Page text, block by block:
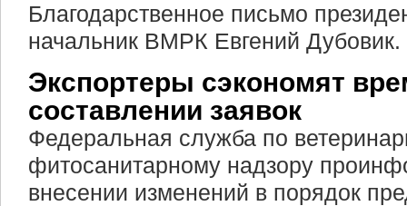
Благодарственное письмо
начальник ВМРК Евгений Дубовик.
Экспортеры сэкономят
составлении заявок
Федеральная служба по
фитосанитарному надзору
внесении изменений в порядок